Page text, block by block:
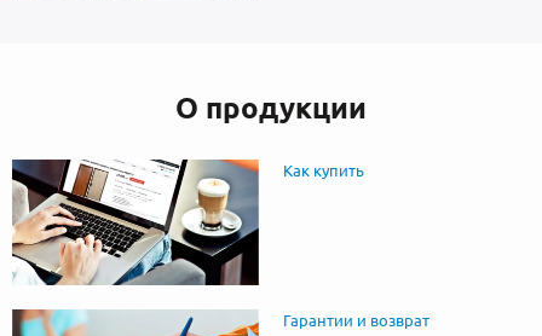
О продукции
Как купить
Гарантии и возврат